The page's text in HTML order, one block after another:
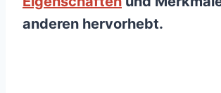
anderen hervorhebt.